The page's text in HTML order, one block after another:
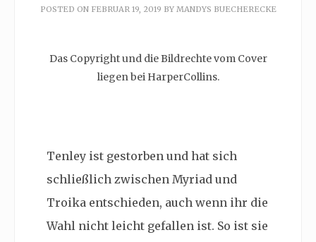
POSTED ON FEBRUAR 19, 2019 BY MANDYS BUECHERECKE
Das Copyright und die Bildrechte vom Cover
liegen bei HarperCollins.
Tenley ist gestorben und hat sich
schließlich zwischen Myriad und
Troika entschieden, auch wenn ihr die
Wahl nicht leicht gefallen ist. So ist sie